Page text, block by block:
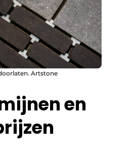
Artstone
en